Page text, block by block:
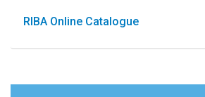
RIBA Online Catalogue